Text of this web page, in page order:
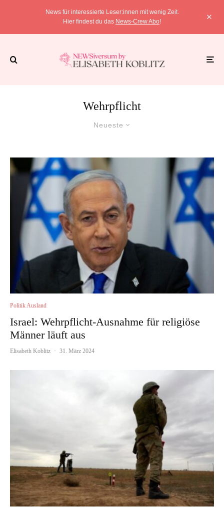
News für interessierte Leser:innen mit wenig Zeit.
Hier findest du das News-Crew Abo!
Wehrpflicht
Neueste
Politik Ausland
Israel: Wehrpflicht-Ausnahme für religiöse
Männer läuft aus
Elisabeth Koblitz · 31. März 2024